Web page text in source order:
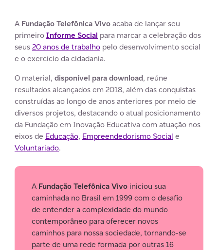
A Fundação Telefônica Vivoacaba de lançar seu
primeiroInforme Social para marcar a celebração dos
seus20 anos de trabalho pelo desenvolvimento social
e o exercício da cidadania.
O material, disponível para download, reúne
resultados alcançados em 2018, além das conquistas
construídas ao longo de anos anteriores por meio de
diversos projetos, destacando o atual posicionamento
da Fundação em Inovação Educativa com atuação nos
eixos de Educação, Empreendedorismo Social e
Voluntariado.
A Fundação Telefônica Vivo iniciou sua
caminhada no Brasil em 1999 com o desafio
de entender a complexidade do mundo
contemporâneo para oferecer novos
caminhos para nossa sociedade, tornando-se
parte de uma rede formada por outras 16